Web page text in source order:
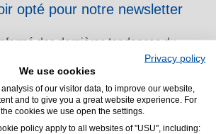
opté pour notre newsletter
des dernières tendances du
avancées technologiques. Voici un
que vous y trouverez :
d’experts
Privacy policy
We use cookies
of our visitor data, to improve our website,
and to give you a great website experience. For
cookies we use open the settings.
policy apply to all websites of "USU", including: